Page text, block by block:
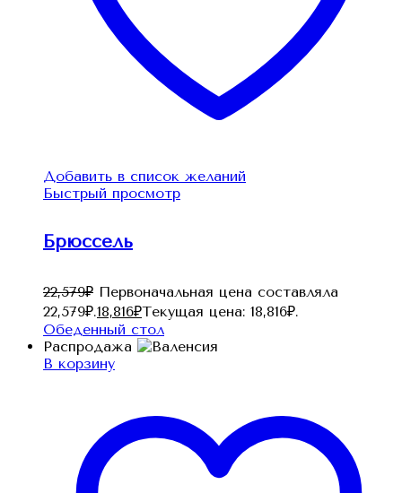
Добавить в список желаний
Быстрый просмотр
Брюссель
22,579₽ Первоначальная цена составляла
22,579₽.18,816₽Текущая цена: 18,816₽.
Обеденный стол
Распродажа
В корзину